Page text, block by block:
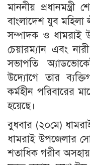
মাননীয়
বাংলাদেশ যুব মহিলা
সম্পাদক ও ধামরাই
চেয়ারম্যান এবং
সভাপতি
উদ্যোগে তার
কর্মহীন পরিবারের
হয়েছে।
বুধবার (২০মে)
ধামরাই উপজেলার
শতাধিক গরীব অসহায়